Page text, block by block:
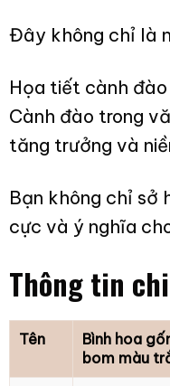
Đây không chỉ là
Họa tiết cành
Cành đào trong
tăng trưởng và
Bạn không chỉ sở
cực và ý nghĩa
Thông tin
Tên
Bình hoa
bom màu